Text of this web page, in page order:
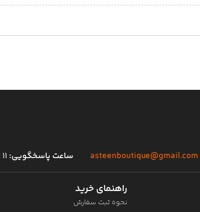
asteenboutique@gmail.com ساعت پاسخگویی:
راهنمای خرید
نحوه ثبت سفارش